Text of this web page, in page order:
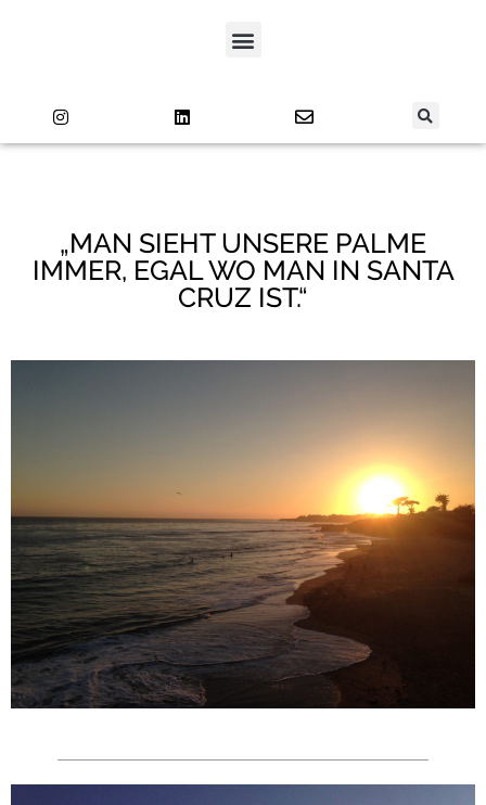
„MAN SIEHT UNSERE PALME
IMMER, EGAL WO MAN IN SANTA
CRUZ IST.“